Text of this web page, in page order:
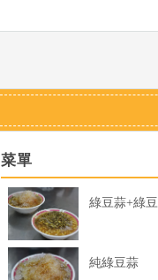
菜單
綠豆蒜+綠豆
純綠豆蒜